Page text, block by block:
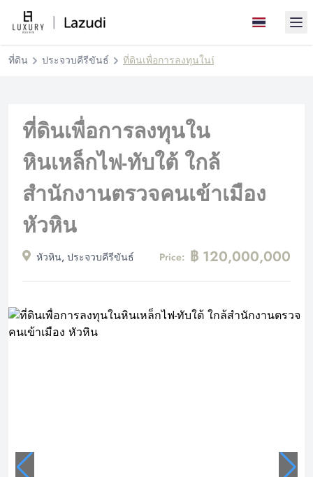
ที่ดิน ประจวบคีรีขันธ์ ที่ดินเพื่อการลงทุนในหินเหล็กไฟ-ทับใต้ ใกล้
ที่ดินเพื่อการลงทุนใน
หินเหล็กไฟ-ทับใต้ ใกล้
สำนักงานตรวจคนเข้าเมือง
หัวหิน
หัวหิน, ประจวบคีรีขันธ์ Price: ฿ 120,000,000